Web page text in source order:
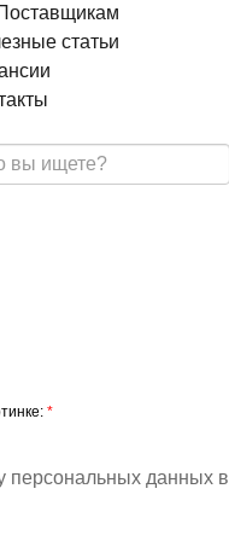
статьи
*
персональных данных в